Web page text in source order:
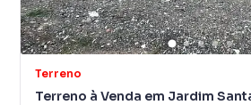
Terreno
Terreno à Venda em Jardim